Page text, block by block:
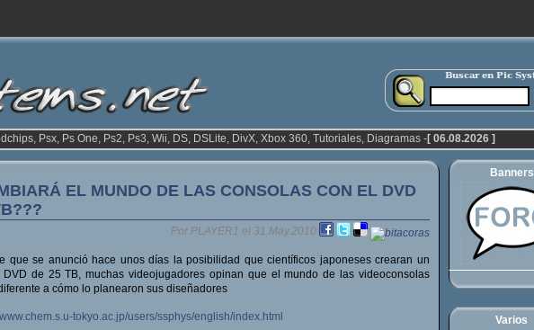
Psx, Ps One, Ps2, Ps3, Wii, DS, DSLite, DivX, Xbox 360, Tutoriales, Diagramas -[ 06.08.2026 ]
EL MUNDO DE LAS CONSOLAS CON EL DVD
Por PLAYER1 el 31.May.2010
que se anunció hace unos días la posibilidad que científicos japoneses crearan un
DVD de 25 TB, muchas videojugadores opinan que el mundo de las videoconsolas
a cómo lo planearon sus diseñadores
tokyo.ac.jp/users/ssphys/english/index.html
Banners
Varios